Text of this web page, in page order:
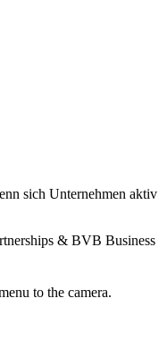
sich Unternehmen aktiv
& BVB Business